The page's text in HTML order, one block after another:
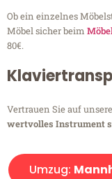
Ob ein einzelnes
Möbel sicher beim
80€.
Vertrauen Sie auf
wertvolles Instrument
Umzug: